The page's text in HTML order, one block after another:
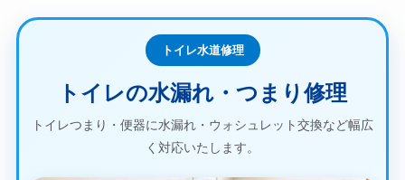
トイレ水道修理
トイレの水漏れ・つまり修理
トイレつまり・便器に水漏れ・ウォシュレット交換など幅広
く対応いたします。